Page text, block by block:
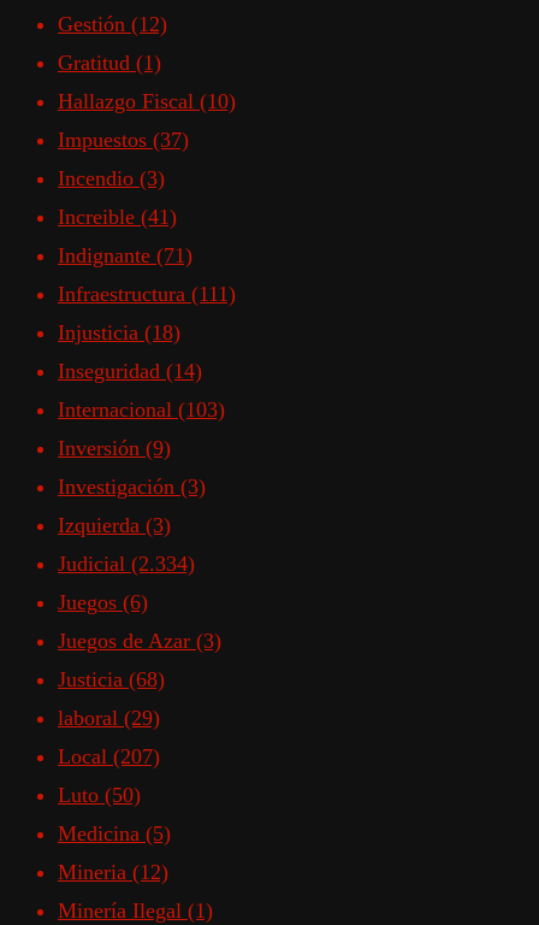
Gestión (12)
Gratitud (1)
Hallazgo Fiscal (10)
Impuestos (37)
Incendio (3)
Increible (41)
Indignante (71)
Infraestructura (111)
Injusticia (18)
Inseguridad (14)
Internacional (103)
Inversión (9)
Investigación (3)
Izquierda (3)
Judicial (2.334)
Juegos (6)
Juegos de Azar (3)
Justicia (68)
laboral (29)
Local (207)
Luto (50)
Medicina (5)
Mineria (12)
Minería Ilegal (1)